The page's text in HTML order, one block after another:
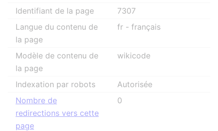
Identifiant de la page
7307
Langue du contenu de
la page
fr - français
Modèle de contenu de
la page
wikicode
Indexation par robots
Autorisée
Nombre de
redirections vers cette
page
0